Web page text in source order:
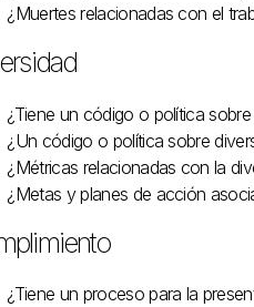
¿Muertes relacionadas con el
¿Tiene un código o política
¿Un código o política sobre
¿Métricas relacionadas con la
¿Metas y planes de acción
¿Tiene un proceso para la